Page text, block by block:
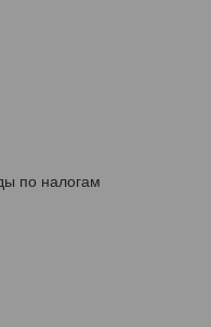
по налогам